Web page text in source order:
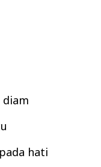
diam
hati